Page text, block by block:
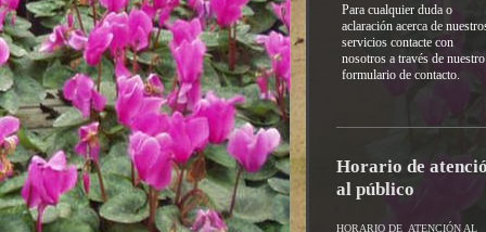
Para cualquier duda o
aclaración acerca de
servicios contacte con
nosotros a través de nuestro
formulario de contacto.
Horario de
al público
HORARIO DE ATENCIÓN AL